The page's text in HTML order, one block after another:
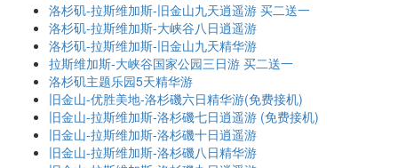
洛杉矶-拉斯维加斯-旧金山九天逍遥游 买二送一
洛杉矶-拉斯维加斯-大峡谷八日逍遥游
洛杉矶-拉斯维加斯-旧金山九天精华游
拉斯维加斯-大峡谷国家公园三日游 买二送一
洛杉矶主题乐园5天精华游
旧金山-优胜美地-洛杉磯六日精华游(免费接机)
旧金山-拉斯维加斯-洛杉磯七日逍遥游 (免费接机)
旧金山-拉斯维加斯-洛杉磯十日逍遥游
旧金山-拉斯维加斯-洛杉磯八日精华游